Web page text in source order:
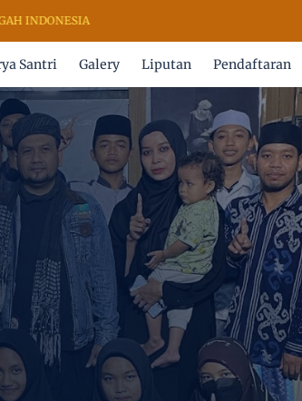
Santri Galery Liputan Pendaftaran